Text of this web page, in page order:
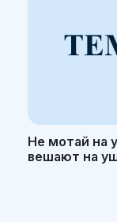
Не мотай на
вешают на